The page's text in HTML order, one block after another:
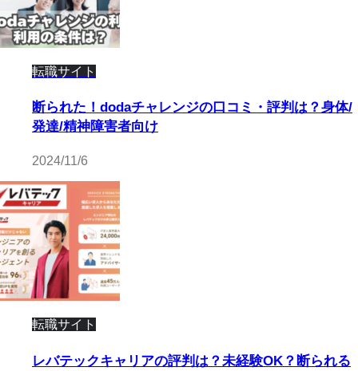
転職サイト
断られた！dodaチャレンジの口コミ・評判は？身体/
発達/精神障害者向け
2024/11/6
転職サイト
レバテックキャリアの評判は？未経験OK？断られる